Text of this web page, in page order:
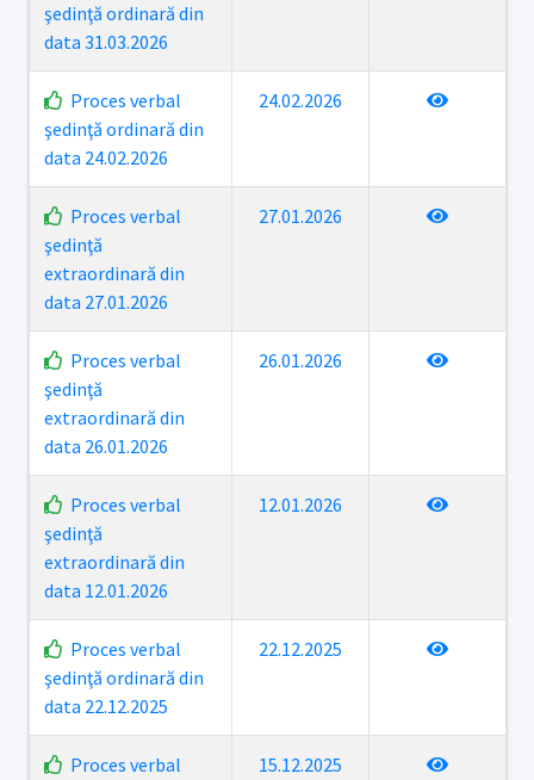
şedinţă ordinară din
data 31.03.2026
Proces verbal
şedinţă ordinară din
data 24.02.2026
24.02.2026
Proces verbal
şedinţă
extraordinară din
data 27.01.2026
27.01.2026
Proces verbal
şedinţă
extraordinară din
data 26.01.2026
26.01.2026
Proces verbal
şedinţă
extraordinară din
data 12.01.2026
12.01.2026
Proces verbal
şedinţă ordinară din
data 22.12.2025
22.12.2025
Proces verbal
15.12.2025